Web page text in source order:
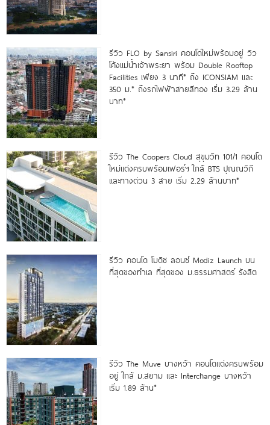
รีวิว FLO by Sansiri คอนโดใหม่พร้อมอยู่ วิว
โค้งแม่น้ำเจ้าพระยา พร้อม Double Rooftop
Facilities เพียง 3 นาที* ถึง ICONSIAM และ
350 ม.* ถึงรถไฟฟ้าสายสีทอง เริ่ม 3.29 ล้าน
บาท*
รีวิว The Coopers Cloud สุขุมวิท 101/1 คอนโด
ใหม่แต่งครบพร้อมเฟอร์ฯ ใกล้ BTS ปุณณวิถี
และทางด่วน 3 สาย เริ่ม 2.29 ล้านบาท*
รีวิว คอนโด โมดิซ ลอนซ์ Modiz Launch บน
ที่สุดของทำเล ที่สุดของ ม.ธรรมศาสตร์ รังสิต
รีวิว The Muve บางหว้า คอนโดแต่งครบพร้อม
อยู่ ใกล้ ม.สยาม และ Interchange บางหว้า
เริ่ม 1.89 ล้าน*